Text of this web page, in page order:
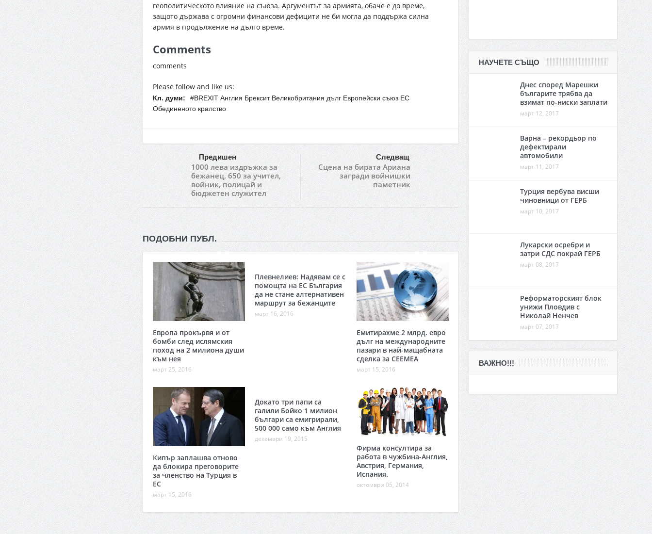
геополитическото влияние на съюза. Аргументът за армията, обаче е до време,
защото държава с огромни финансови дефицити не би могла да поддържа силна
армия в продължение на дълго време.
Comments
comments
Please follow and like us:
Кл. думи:
#BREXIT Англия Брексит Великобритания дълг Европейски съюз ЕС
Обединеното кралство
Предишен
1000 лева издръжка за
бежанец, 650 за учител,
войник, полицай и
бюджетен служител
Следващ
Сцена на бирата Ариана
загради войнишки
паметник
ПОДОБНИ ПУБЛ.
Европа прокървя и от
бомби след ислямския
поход на 2 милиона души
към нея
март 25, 2016
Плевнелиев: Надявам се с
помощта на ЕС България
да не стане алтернативен
маршрут за бежанците
март 16, 2016
Емитирахме 2 млрд. евро
дълг на международните
пазари в най-мащабната
сделка за CEEMEA
март 15, 2016
Кипър заплашва отново
да блокира преговорите
за членство на Турция в
ЕС
март 15, 2016
Докато три папи са
галили Бойко 1 милион
българи са емигрирали,
500 000 само към Англия
декември 19, 2015
Фирма консултира за
работа в чужбина-Англия,
Австрия, Германия,
Испания.
октомври 05, 2014
НАУЧЕТЕ СЪЩО
Днес според Марешки
българите трябва да
взимат по-ниски заплати
март 12, 2017
Варна – рекордьор по
дефектирали
автомобили
март 11, 2017
Турция вербува висши
чиновници от ГЕРБ
март 10, 2017
Лукарски осребри и
затри СДС покрай ГЕРБ
март 08, 2017
Реформаторският блок
унижи Пловдив с
Николай Ненчев
март 07, 2017
ВАЖНО!!!